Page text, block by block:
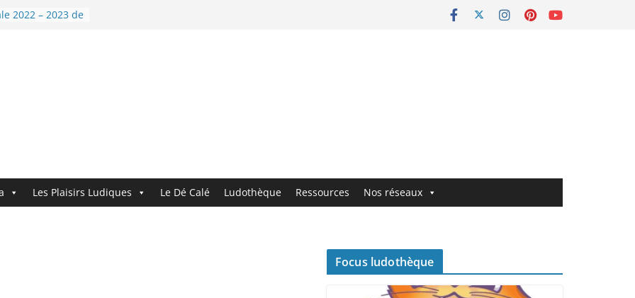
2022 – 2023 de
logo !
Demandez le
Les Plaisirs Ludiques Le Dé Calé Ludothèque Ressources Nos réseaux
Focus ludothèque